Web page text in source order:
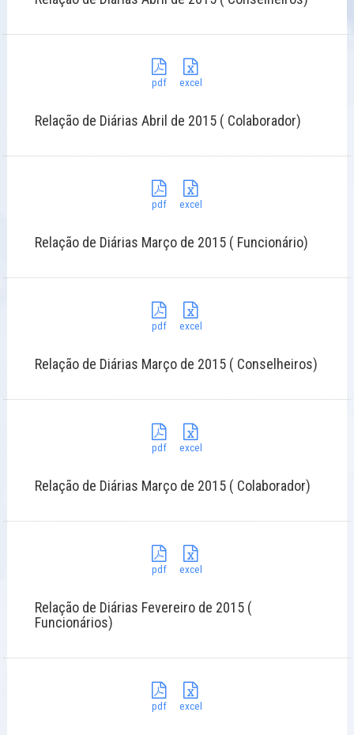
pdf excel
Relação de Diárias Abril de 2015 ( Colaborador)
pdf excel
Relação de Diárias Março de 2015 ( Funcionário)
pdf excel
Relação de Diárias Março de 2015 ( Conselheiros)
pdf excel
Relação de Diárias Março de 2015 ( Colaborador)
pdf excel
Relação de Diárias Fevereiro de 2015 (
Funcionários)
pdf excel